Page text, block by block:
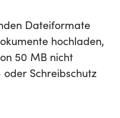
Dateiformate
hochladen,
50 MB nicht
Schreibschutz